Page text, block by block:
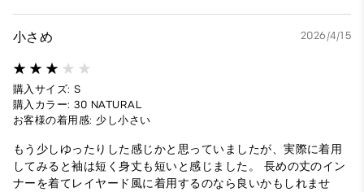
小さめ 2026/4/15
購入サイズ: S
購入カラー: 30 NATURAL
お客様の着用感: 少し小さい
もう少しゆったりした感じかと思っていましたが、実際に着用
してみると袖は短く身丈も短いと感じました。 長めの丈のイン
ナーを着てレイヤード風に着用するのなら良いかもしれませ